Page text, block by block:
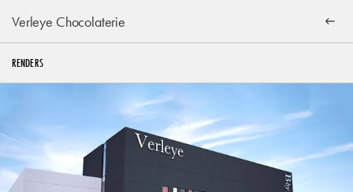
Verleye Chocolaterie
RENDERS